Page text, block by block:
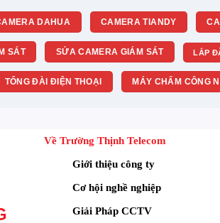
DAHUA CAMERA TIANDY
SÁT SỬA CAMERA GIÁM SÁT LẮP
TỔNG ĐÀI ĐIỆN THOẠI MÁY CHẤM CÔNG
Về Trường Thịnh Telecom
Giới thiệu công ty
Cơ hội nghề nghiệp
Giải Pháp CCTV